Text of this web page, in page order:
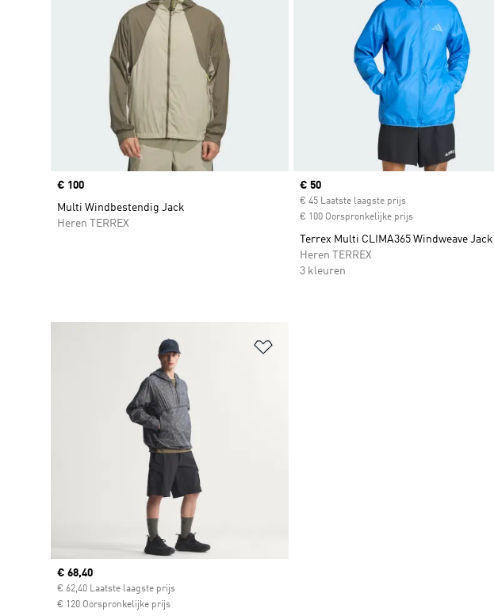
Price
€ 100
Multi Windbestendig Jack
Heren TERREX
Current price
€ 50
€ 45 Laatste laagste prijs
€ 100 Oorspronkelijke prijs
Terrex Multi CLIMA365 Windweave Jack
Heren TERREX
3 kleuren
Current price
€ 68,40
€ 62,40 Laatste laagste prijs
€ 120 Oorspronkelijke prijs